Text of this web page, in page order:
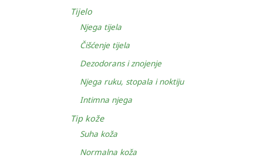
Tijelo
Njega tijela
Čišćenje tijela
Dezodorans i znojenje
Njega ruku, stopala i noktiju
Intimna njega
Tip kože
Suha koža
Normalna koža